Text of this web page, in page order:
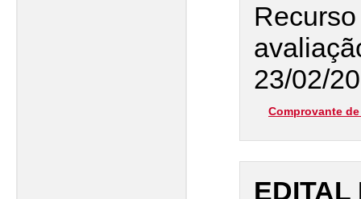
23/02/
Comprovante
EDITAL